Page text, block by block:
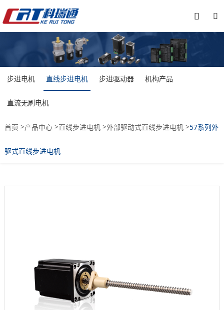


步进电机 直线步进电机 步进驱动器 机构产品
直流无刷电机
首页 >产品中心>直线步进电机>外部驱动式直线步进电机>57系列外
驱式直线步进电机